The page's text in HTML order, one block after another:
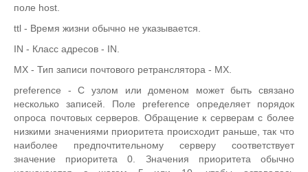
поле host.
ttl - Время жизни обычно не указывается.
IN - Класс адресов - IN.
MX - Тип записи почтового ретранслятора - MX.
preference - С узлом или доменом может быть связано
несколько записей. Поле preference определяет порядок
опроса почтовых серверов. Обращение к серверам с более
низкими значениями приоритета происходит раньше, так что
наиболее предпочтительному серверу соответствует
значение приоритета 0. Значения приоритета обычно